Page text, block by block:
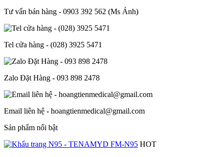
Tư vấn bán hàng - 0903 392 562 (Ms Ảnh)
Tel cửa hàng - (028) 3925 5471
Zalo Đặt Hàng - 093 898 2478
Email liên hệ - hoangtienmedical@gmail.com
Sản phẩm nổi bật
HOT